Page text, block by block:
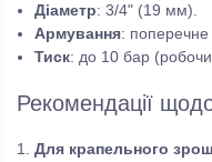
Діаметр: 3/4" (19 мм).
Армування: поперечне
Тиск: до 10 бар
Рекомендації
Для крапельного